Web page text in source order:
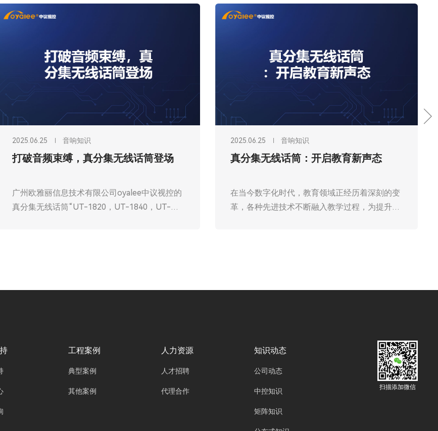
2025.06.14 音响知识
数字音频处理器：灵活应变，不同会议
在现代商务与信息交流中，会议作为核心沟通场
景，对音频处理的要求愈发严苛。从跨国企业的
阵，PX-0808D音频矩阵支持Dante，PX-
为不同会议场景下的音频处理 “多面手”，让各类
2025.04.21 音响知识
数字音频处理器在会议扩声系统中的优
随着信息技术的飞速发展，会议扩声系统在各类
会议活动中扮演着愈发重要的角色。广州欧雅丽
清晰度以及整个会议的效果。如何对数字音频处
工程案例
典型案例
其他案例
人力资源
人才招聘
代理合作
知识动态
公司动态
中控知识
矩阵知识
扫描添加微信